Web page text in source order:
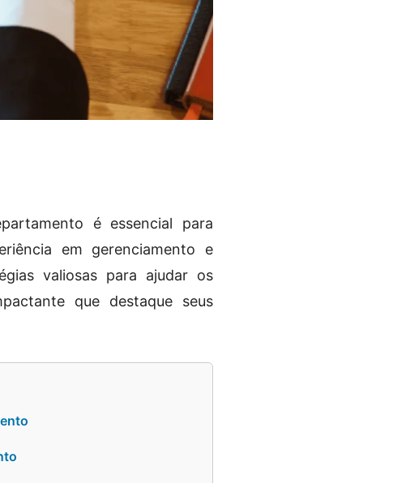
é essencial para
em gerenciamento e
valiosas para ajudar os
que destaque seus